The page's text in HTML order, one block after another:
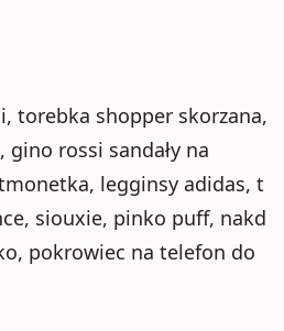
torebka shopper skorzana,
rossi sandały na
legginsy adidas, t
siouxie, pinko puff, nakd
pokrowiec na telefon do